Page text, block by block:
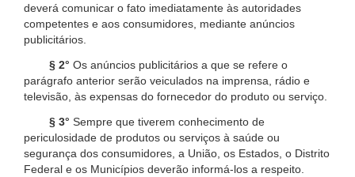
deverá comunicar o fato imediatamente às autoridades
competentes e aos consumidores, mediante anúncios
publicitários.
§ 2° Os anúncios publicitários a que se refere o
parágrafo anterior serão veiculados na imprensa, rádio e
televisão, às expensas do fornecedor do produto ou serviço.
§ 3° Sempre que tiverem conhecimento de
periculosidade de produtos ou serviços à saúde ou
segurança dos consumidores, a União, os Estados, o Distrito
Federal e os Municípios deverão informá-los a respeito.